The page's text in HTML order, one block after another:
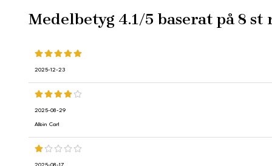
Medelbetyg 4.1/5 baserat på 8 st
2025-12-23
2025-08-29
Albin Carl
2025-08-17